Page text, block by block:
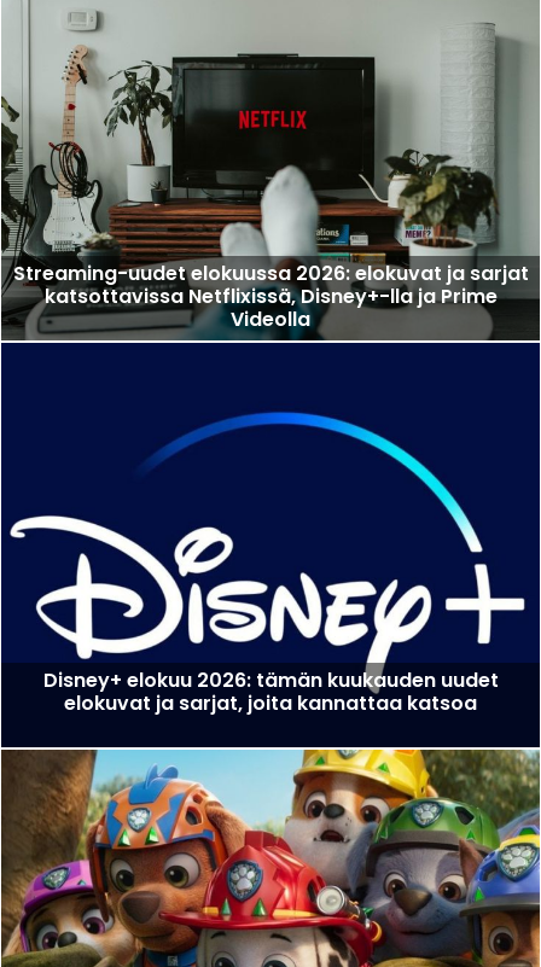
Streaming-uudet elokuussa 2026: elokuvat ja sarjat
katsottavissa Netflixissä, Disney+-lla ja Prime
Videolla
Disney+ elokuu 2026: tämän kuukauden uudet
elokuvat ja sarjat, joita kannattaa katsoa